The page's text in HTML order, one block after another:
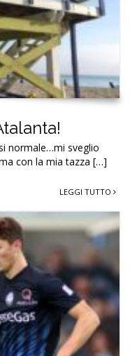
normale…mi sveglio
con la mia tazza […]
LEGGI TUTTO